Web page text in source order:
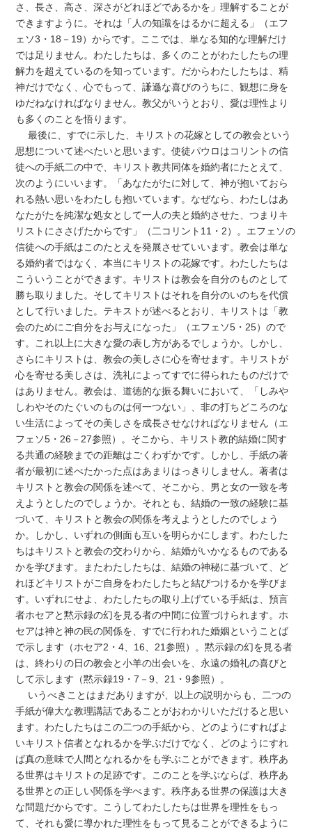
さ、長さ、高さ、深さがどれほどであるかを」理解することが
できますように。それは「人の知識をはるかに超える」（エフ
ェソ3・18－19）からです。ここでは、単なる知的な理解だけ
では足りません。わたしたちは、多くのことがわたしたちの理
解力を超えているのを知っています。だからわたしたちは、精
神だけでなく、心でもって、謙遜な喜びのうちに、観想に身を
ゆだねなければなりません。教父がいうとおり、愛は理性より
も多くのことを悟ります。
最後に、すでに示した、キリストの花嫁としての教会という
思想について述べたいと思います。使徒パウロはコリントの信
徒への手紙二の中で、キリスト教共同体を婚約者にたとえて、
次のようにいいます。「あなたがたに対して、神が抱いておら
れる熱い思いをわたしも抱いています。なぜなら、わたしはあ
なたがたを純潔な処女として一人の夫と婚約させた、つまりキ
リストにささげたからです」（二コリント11・2）。エフェソの
信徒への手紙はこのたとえを発展させていいます。教会は単な
る婚約者ではなく、本当にキリストの花嫁です。わたしたちは
こういうことができます。キリストは教会を自分のものとして
勝ち取りました。そしてキリストはそれを自分のいのちを代償
として行いました。テキストが述べるとおり、キリストは「教
会のためにご自分をお与えになった」（エフェソ5・25）ので
す。これ以上に大きな愛の表し方があるでしょうか。しかし、
さらにキリストは、教会の美しさに心を寄せます。キリストが
心を寄せる美しさは、洗礼によってすでに得られたものだけで
はありません。教会は、道徳的な振る舞いにおいて、「しみや
しわやそのたぐいのものは何一つない」、非の打ちどころのな
い生活によってその美しさを成長させなければなりません（エ
フェソ5・26－27参照）。そこから、キリスト教的結婚に関す
る共通の経験までの距離はごくわずかです。しかし、手紙の著
者が最初に述べたかった点はあまりはっきりしません。著者は
キリストと教会の関係を述べて、そこから、男と女の一致を考
えようとしたのでしょうか。それとも、結婚の一致の経験に基
づいて、キリストと教会の関係を考えようとしたのでしょう
か。しかし、いずれの側面も互いを明らかにします。わたした
ちはキリストと教会の交わりから、結婚がいかなるものである
かを学びます。またわたしたちは、結婚の神秘に基づいて、ど
れほどキリストがご自身をわたしたちと結びつけるかを学びま
す。いずれにせよ、わたしたちの取り上げている手紙は、預言
者ホセアと黙示録の幻を見る者の中間に位置づけられます。ホ
セアは神と神の民の関係を、すでに行われた婚姻ということば
で示します（ホセア2・4、16、21参照）。黙示録の幻を見る者
は、終わりの日の教会と小羊の出会いを、永遠の婚礼の喜びと
して示します（黙示録19・7－9、21・9参照）。
いうべきことはまだありますが、以上の説明からも、二つの
手紙が偉大な教理講話であることがおわかりいただけると思い
ます。わたしたちはこの二つの手紙から、どのようにすればよ
いキリスト信者となれるかを学ぶだけでなく、どのようにすれ
ば真の意味で人間となれるかをも学ぶことができます。秩序あ
る世界はキリストの足跡です。このことを学ぶならば、秩序あ
る世界との正しい関係を学べます。秩序ある世界の保護は大き
な問題だからです。こうしてわたしたちは世界を理性をもっ
て、それも愛に導かれた理性をもって見ることができるように